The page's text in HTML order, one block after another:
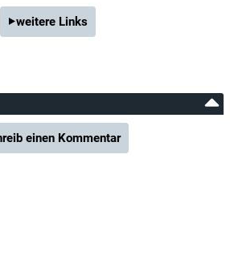
weitere Links
einen Kommentar